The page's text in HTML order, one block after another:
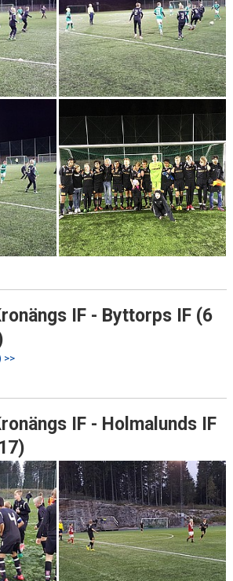
IF - Byttorps IF (6
>>
IF - Holmalunds IF